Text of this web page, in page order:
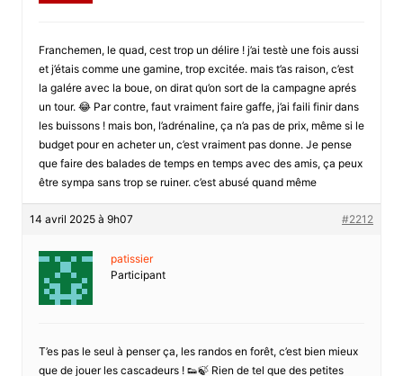
Franchemen, le quad, cest trop un délire ! j’ai testè une fois aussi
et j’étais comme une gamine, trop excitée. mais t’as raison, c’est
la galére avec la boue, on dirat qu’on sort de la campagne aprés
un tour. 😂 Par contre, faut vraiment faire gaffe, j’ai faili finir dans
les buissons ! mais bon, l’adrénaline, ça n’a pas de prix, même si le
budget pour en acheter un, c’est vraiment pas donne. Je pense
que faire des balades de temps en temps avec des amis, ça peux
être sympa sans trop se ruiner. c’est abusé quand même
14 avril 2025 à 9h07 #2212
patissier
Participant
T’es pas le seul à penser ça, les randos en forêt, c’est bien mieux
que de jouer les cascadeurs ! 👟🍃 Rien de tel que des petites